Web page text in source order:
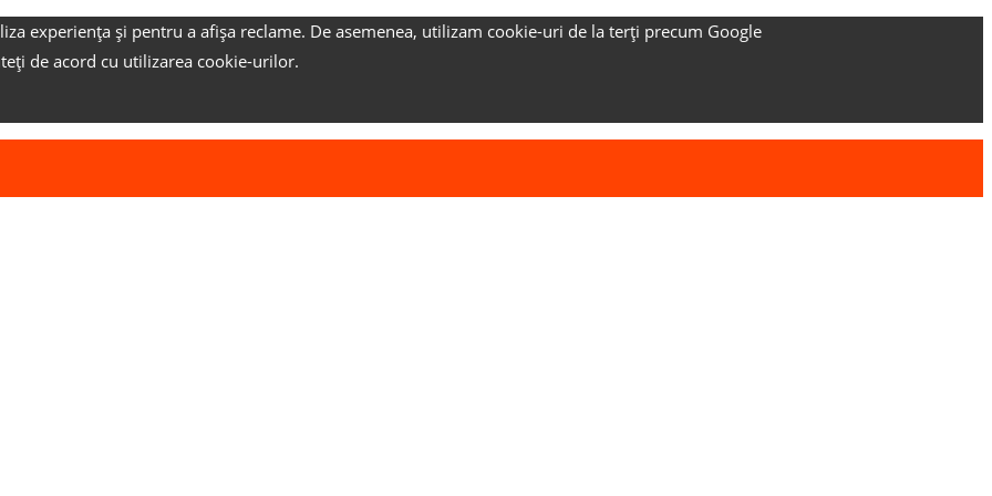
experiența și pentru a afișa reclame. De asemenea, utilizam cookie-uri de la terți precum Google
de acord cu utilizarea cookie-urilor.